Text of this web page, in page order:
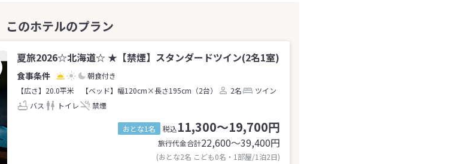
夏旅2026☆北海道☆ ★【禁煙】スタンダードツイン(2名1室)
朝食付き
【広さ】20.0平米
【ベッド】幅120cm×長さ195cm（2台） 2名
ツイン
バス
トイレ 禁煙
おとな1名 税込11,300～19,700円
旅行代金合計22,600〜39,400円
(おとな2名 こども0名・1部屋/1泊2日)